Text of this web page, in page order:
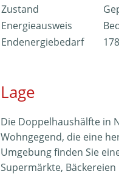
Zustand
Energieausweis
Endenergiebedarf
Lage
Die Doppelhaushälfte in
Wohngegend, die eine
Umgebung finden Sie
Supermärkte,